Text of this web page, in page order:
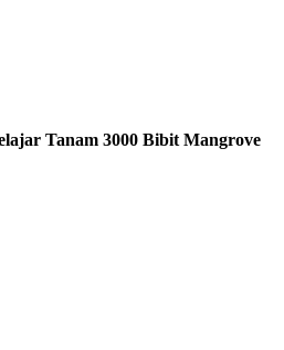
Tanam 3000 Bibit Mangrove